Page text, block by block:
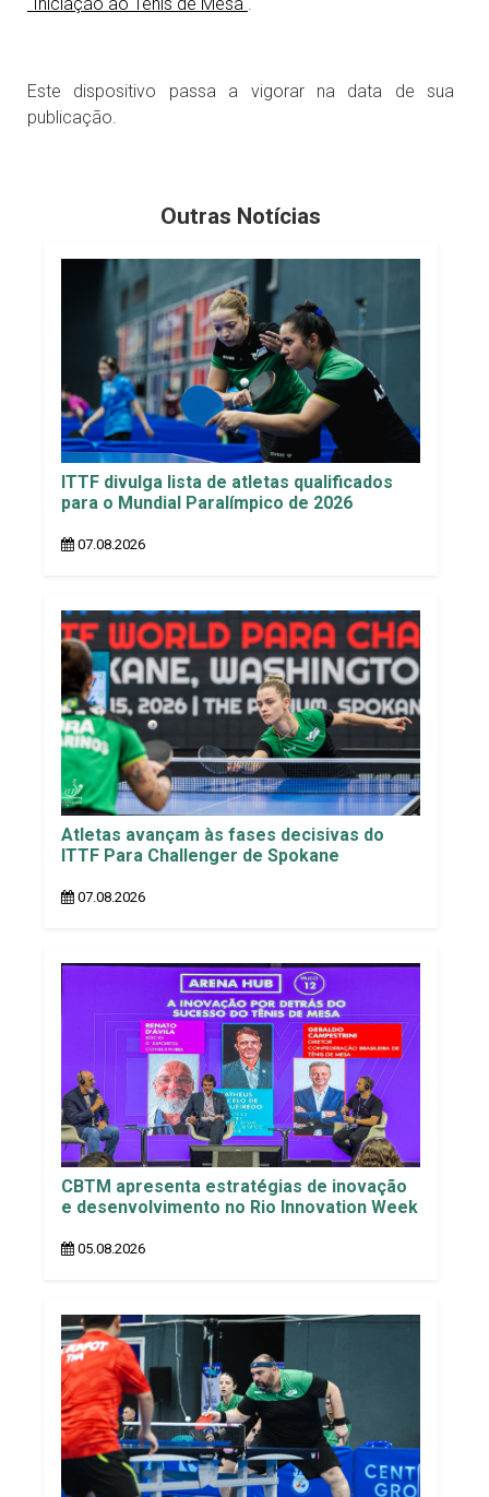
Este dispositivo passa a vigorar na data de sua
publicação.
Outras Notícias
ITTF divulga lista de atletas qualificados
para o Mundial Paralímpico de 2026
07.08.2026
Atletas avançam às fases decisivas do
ITTF Para Challenger de Spokane
07.08.2026
CBTM apresenta estratégias de inovação
e desenvolvimento no Rio Innovation Week
05.08.2026